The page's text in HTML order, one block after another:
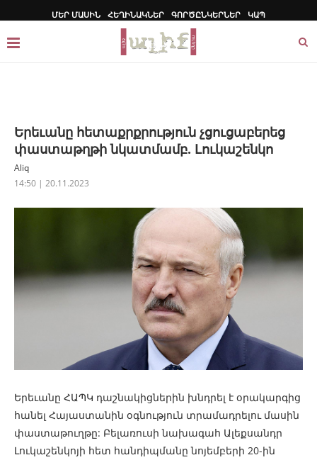
ՄԵՐ ՄԱՍԻՆ ՀԵՂԻՆԱԿՆԵՐ ԳՈՐԾԸՆԿԵՐՆԵՐ ԿԱՊ
Երեւանը հետաքրքրություն չցուցաբերեց
փաստաթղթի նկատմամբ. Լուկաշենկո
Aliq
14:50 | 20.11.2023
Երեւանը ՀԱՊԿ դաշնակիցներին խնդրել է օրակարգից
հանել Հայաստանին օգնություն տրամադրելու մասին
փաստաթուղթը: Բելառուսի նախագահ Ալեքսանդր
Լուկաշենկոյի հետ հանդիպմանը նոյեմբերի 20-ին